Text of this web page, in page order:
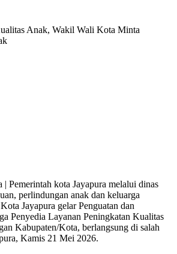
Anak, Wakil Wali Kota Minta
| Pemerintah kota Jayapura melalui dinas
perlindungan anak dan keluarga
Jayapura gelar Penguatan dan
Penyedia Layanan Peningkatan Kualitas
Kabupaten/Kota, berlangsung di salah
Kamis 21 Mei 2026.